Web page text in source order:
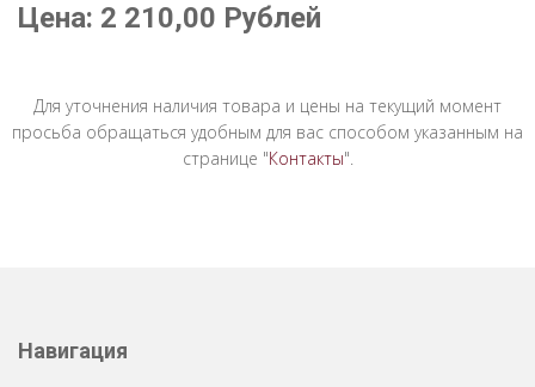
Цена: 2 210,00 Рублей
Для уточнения наличия товара и цены на текущий момент
просьба обращаться удобным для вас способом указанным на
странице "Контакты".
Навигация